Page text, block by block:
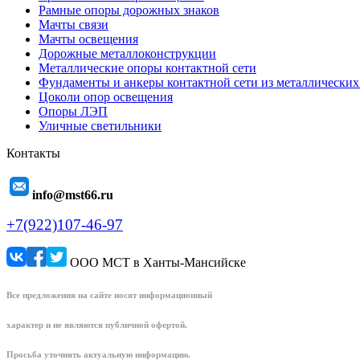
Рамные опоры дорожных знаков
Мачты связи
Мачты освещения
Дорожные металлоконструкции
Металлические опоры контактной сети
Фундаменты и анкеры контактной сети из
Цоколи опор освещения
Опоры ЛЭП
Уличные светильники
Контакты
info@mst66.ru
+7(922)107-46-97
ООО МСТ в Ханты-Мансийске
Все предложения на сайте носят информационный
характер и не являются публичной офертой.
Просьба уточнять актуальную информацию.